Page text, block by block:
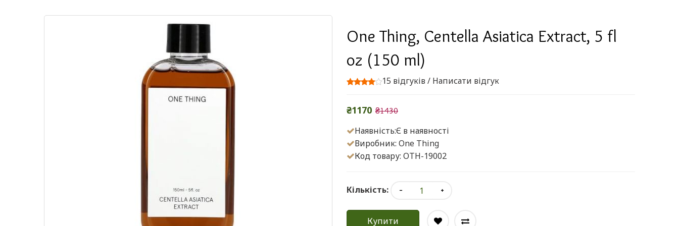
One Thing, Centella Asiatica Extract, 5 fl
oz (150 ml)
15 відгуків/ Написати відгук
₴1170 ₴1430
Наявність:Є в наявності
Виробник: One Thing
Код товару: OTH-19002
Кількість:
Купити